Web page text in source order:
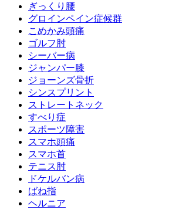
ぎっくり腰
グロインペイン症候群
こめかみ頭痛
ゴルフ肘
シーバー病
ジャンパー膝
ジョーンズ骨折
シンスプリント
ストレートネック
すべり症
スポーツ障害
スマホ頭痛
スマホ首
テニス肘
ドケルバン病
ばね指
ヘルニア